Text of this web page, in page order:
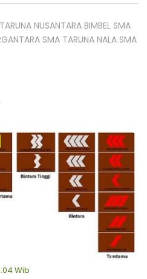
NUSANTARA BIMBEL SMA
SMA TARUNA NALA SMA
Wib